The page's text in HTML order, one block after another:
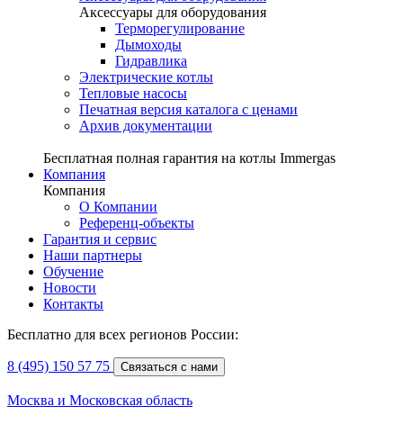
Аксессуары для оборудования
Терморегулирование
Дымоходы
Гидравлика
Электрические котлы
Тепловые насосы
Печатная версия каталога с ценами
Архив документации
Бесплатная полная гарантия на котлы Immergas
Компания
Компания
О Компании
Референц-объекты
Гарантия и сервис
Наши партнеры
Обучение
Новости
Контакты
Бесплатно для всех регионов России:
8 (495) 150 57 75 Связаться с нами
Москва и Московская область